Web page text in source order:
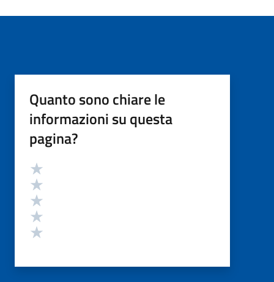
Quanto sono chiare le
informazioni su questa
pagina?
Valutazione